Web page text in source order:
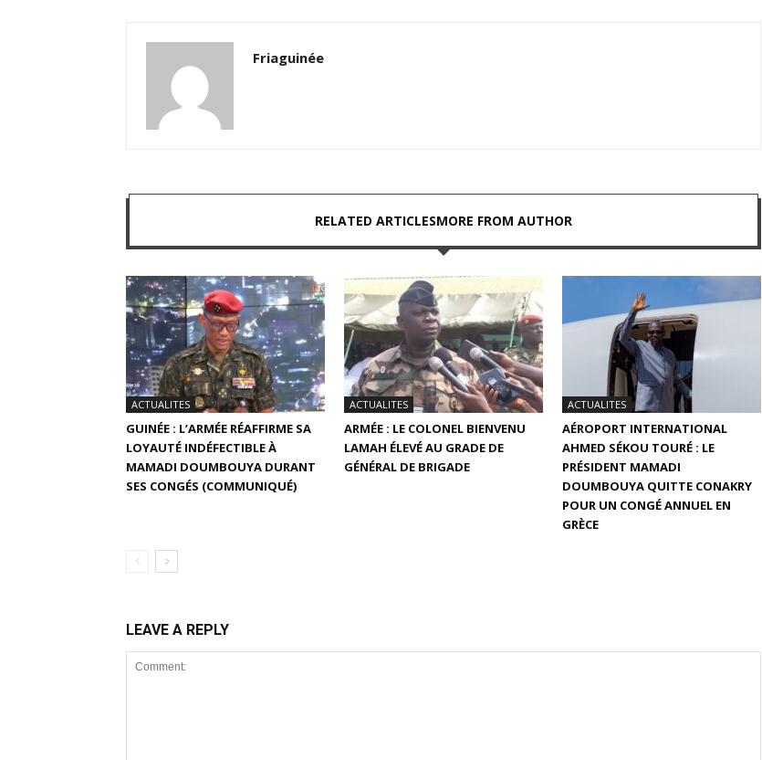
Friaguinée
RELATED ARTICLESMORE FROM AUTHOR
ACTUALITES
GUINÉE : L’ARMÉE RÉAFFIRME SA
LOYAUTÉ INDÉFECTIBLE À
MAMADI DOUMBOUYA DURANT
SES CONGÉS (COMMUNIQUÉ)
ACTUALITES
ARMÉE : LE COLONEL BIENVENU
LAMAH ÉLEVÉ AU GRADE DE
GÉNÉRAL DE BRIGADE
ACTUALITES
AÉROPORT INTERNATIONAL
AHMED SÉKOU TOURÉ : LE
PRÉSIDENT MAMADI
DOUMBOUYA QUITTE CONAKRY
POUR UN CONGÉ ANNUEL EN
GRÈCE
LEAVE A REPLY